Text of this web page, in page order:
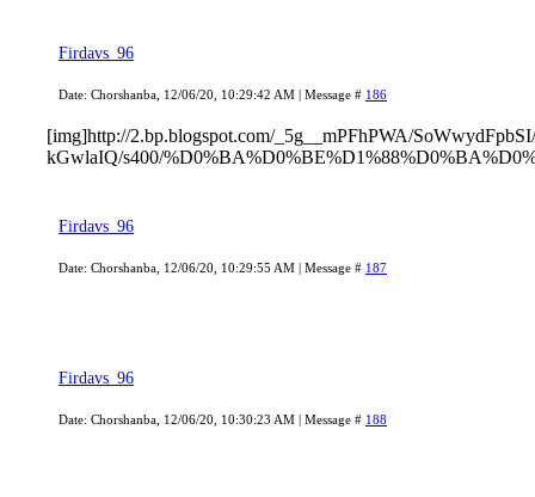
Firdavs_96
Date: Chorshanba, 12/06/20, 10:29:42 AM | Message # 186
[img]http://2.bp.blogspot.com/_5g__mPFhPWA/
kGwlaIQ/s400/
Firdavs_96
Date: Chorshanba, 12/06/20, 10:29:55 AM | Message # 187
Firdavs_96
Date: Chorshanba, 12/06/20, 10:30:23 AM | Message # 188